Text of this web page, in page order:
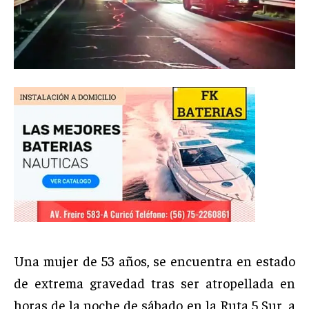
Una mujer de 53 años, se encuentra en estado
de extrema gravedad tras ser atropellada en
horas de la noche de sábado en la Ruta 5 Sur, a